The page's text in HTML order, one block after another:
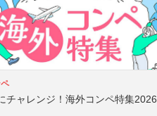
チャレンジ！海外コンペ特集2026